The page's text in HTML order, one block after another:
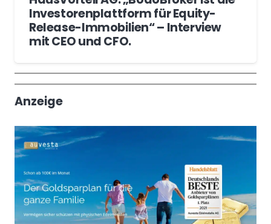
Investorenplattform für Equity-
Release-Immobilien“ – Interview
mit CEO und CFO.
Wochenrückblick
Trendthemen
Anzeige